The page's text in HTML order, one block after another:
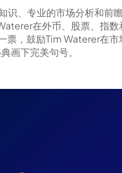
、专业的市场分析和
在外币、股票、指
，鼓励Tim Waterer在
画下完美句号。